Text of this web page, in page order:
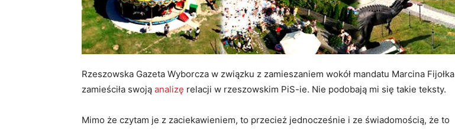
Rzeszowska Gazeta Wyborcza w związku z zamieszaniem wokół mandatu Marcina Fijołka
zamieściła swoją analizę relacji w rzeszowskim PiS-ie. Nie podobają mi się takie teksty.
Mimo że czytam je z zaciekawieniem, to przecież jednocześnie i ze świadomością, że to